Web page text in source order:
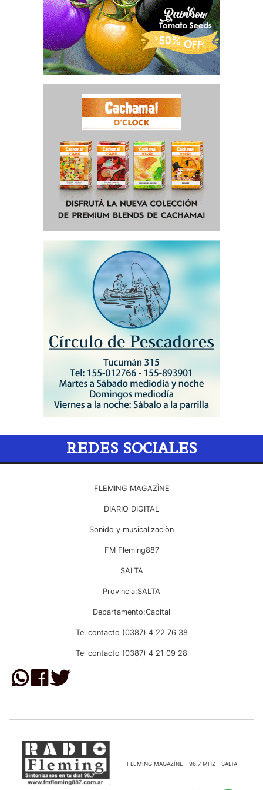
REDES SOCIALES
FLEMING MAGAZÌNE
DIARIO DIGITAL
Sonido y musicalizaciòn
FM Fleming887
SALTA
Provincia:SALTA
Departamento:Capital
Tel contacto (0387) 4 22 76 38
Tel contacto (0387) 4 21 09 28
FLEMING MAGAZÍNE - 96.7 MHZ - SALTA -